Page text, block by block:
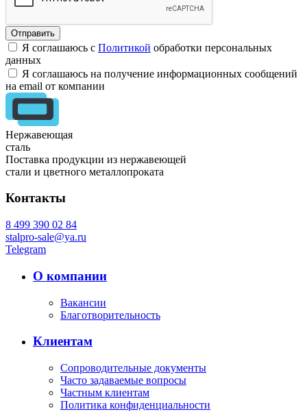
Я соглашаюсь с Политикой обработки персональных
данных
Я соглашаюсь на получение информационных сообщений
на email от компании
Нержавеющая
сталь
Поставка продукции из нержавеющей
стали и цветного металлопроката
Контакты
8 499 390 02 84
stalpro-sale@ya.ru
Telegram
О компании
Вакансии
Благотворительность
Клиентам
Сопроводительные документы
Часто задаваемые вопросы
Частным клиентам
Политика конфиденциальности